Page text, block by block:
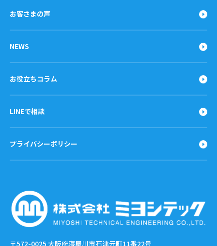
お客さまの声
NEWS
お役立ちコラム
LINEで相談
プライバシーポリシー
〒572-0025 大阪府寝屋川市石津元町11番22号